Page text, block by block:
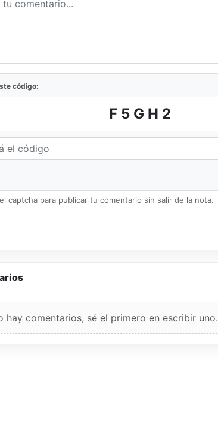
código:
F5GH2
captcha para publicar tu comentario sin salir de la nota.
hay comentarios, sé el primero en escribir uno.